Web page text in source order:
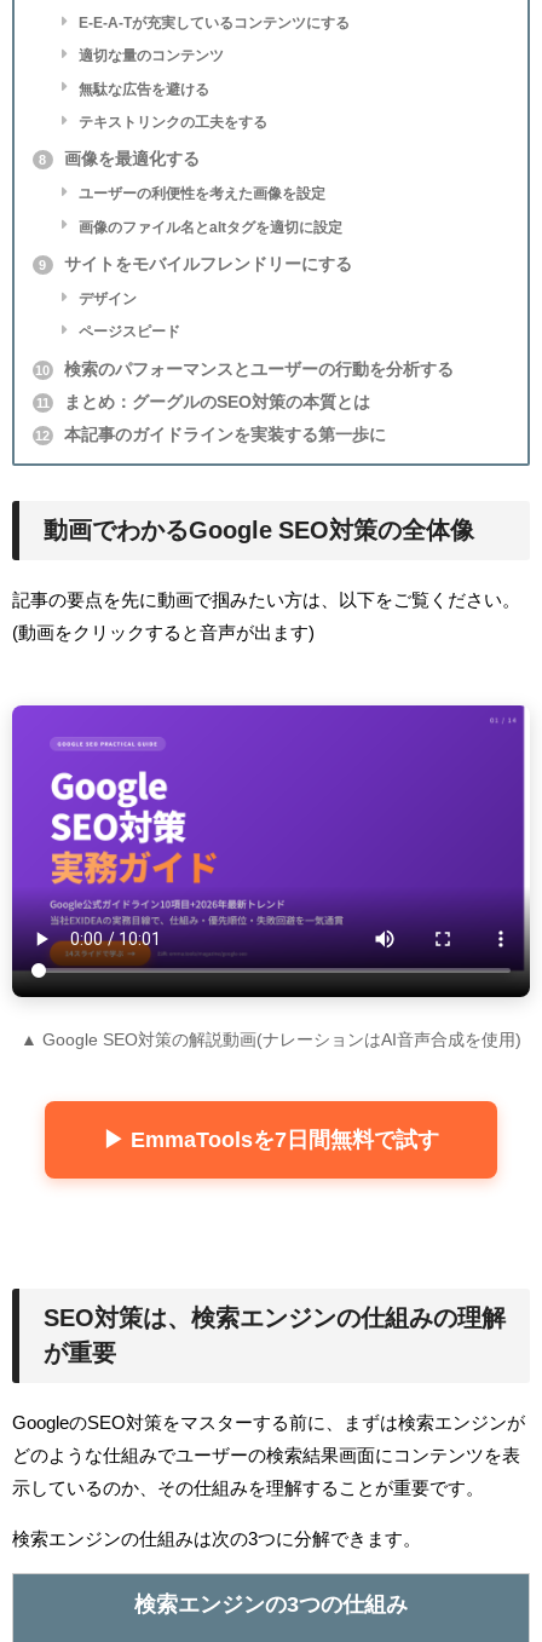
E-E-A-Tが充実しているコンテンツにする
適切な量のコンテンツ
無駄な広告を避ける
テキストリンクの工夫をする
8 画像を最適化する
ユーザーの利便性を考えた画像を設定
画像のファイル名とaltタグを適切に設定
9 サイトをモバイルフレンドリーにする
デザイン
ページスピード
10 検索のパフォーマンスとユーザーの行動を分析する
11 まとめ：グーグルのSEO対策の本質とは
12 本記事のガイドラインを実装する第一歩に
動画でわかるGoogle SEO対策の全体像
記事の要点を先に動画で掴みたい方は、以下をご覧ください。
(動画をクリックすると音声が出ます)
▲ Google SEO対策の解説動画(ナレーションはAI音声合成を使用)
▶ EmmaToolsを7日間無料で試す
SEO対策は、検索エンジンの仕組みの理解
が重要
GoogleのSEO対策をマスターする前に、まずは検索エンジンが
どのような仕組みでユーザーの検索結果画面にコンテンツを表
示しているのか、その仕組みを理解することが重要です。
検索エンジンの仕組みは次の3つに分解できます。
検索エンジンの3つの仕組み